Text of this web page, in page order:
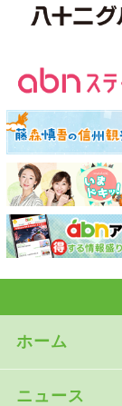
ホーム
ニュース